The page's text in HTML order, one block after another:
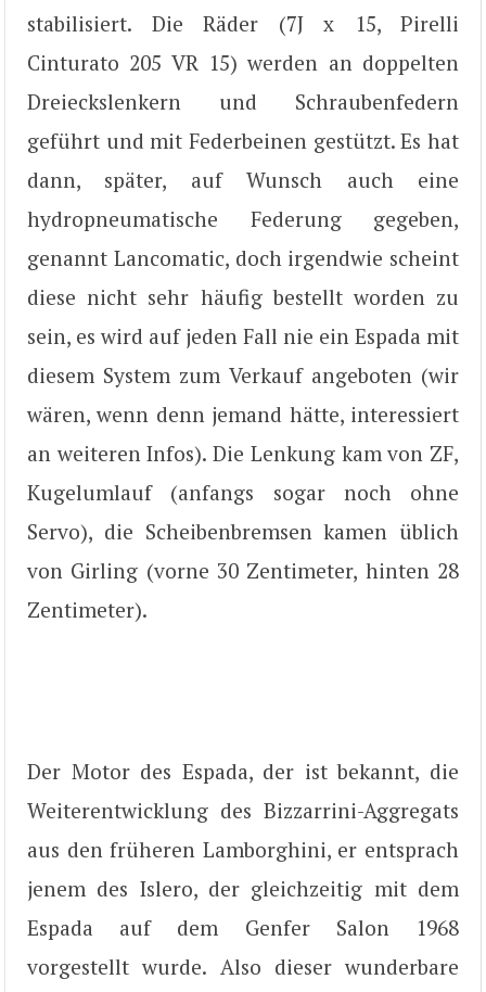
stabilisiert. Die Räder (7J x 15, Pirelli
Cinturato 205 VR 15) werden an doppelten
Dreieckslenkern und Schraubenfedern
geführt und mit Federbeinen gestützt. Es hat
dann, später, auf Wunsch auch eine
hydropneumatische Federung gegeben,
genannt Lancomatic, doch irgendwie scheint
diese nicht sehr häufig bestellt worden zu
sein, es wird auf jeden Fall nie ein Espada mit
diesem System zum Verkauf angeboten (wir
wären, wenn denn jemand hätte, interessiert
an weiteren Infos). Die Lenkung kam von ZF,
Kugelumlauf (anfangs sogar noch ohne
Servo), die Scheibenbremsen kamen üblich
von Girling (vorne 30 Zentimeter, hinten 28
Zentimeter).
Der Motor des Espada, der ist bekannt, die
Weiterentwicklung des Bizzarrini-Aggregats
aus den früheren Lamborghini, er entsprach
jenem des Islero, der gleichzeitig mit dem
Espada auf dem Genfer Salon 1968
vorgestellt wurde. Also dieser wunderbare